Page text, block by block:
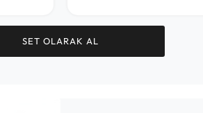
SET OLARAK AL